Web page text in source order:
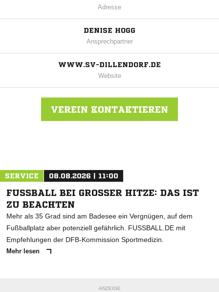
Adresse
DENISE HOGG
Ansprechpartner
WWW.SV-DILLENDORF.DE
Website
VEREIN KONTAKTIEREN
SERVICE 08.08.2026 | 11:00
FUSSBALL BEI GROSSER HITZE: DAS IST ZU
BEACHTEN
Mehr als 35 Grad sind am Badesee ein Vergnügen, auf dem
Fußballplatz aber potenziell gefährlich. FUSSBALL.DE mit
Empfehlungen der DFB-Kommission Sportmedizin.
Mehr lesen
ANZEIGE